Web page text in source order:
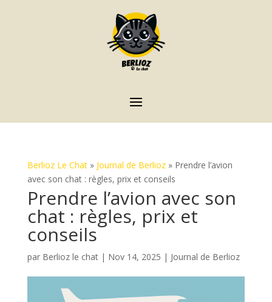
Berlioz Le Chat» Journal de Berlioz» Prendre l’avion
avec son chat : règles, prix et conseils
Prendre l’avion avec son
chat : règles, prix et
conseils
par Berlioz le chat| Nov 14, 2025 | Journal de Berlioz